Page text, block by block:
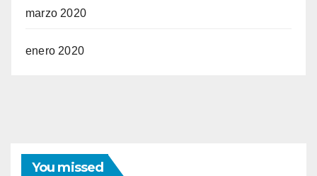
marzo 2020
enero 2020
You missed